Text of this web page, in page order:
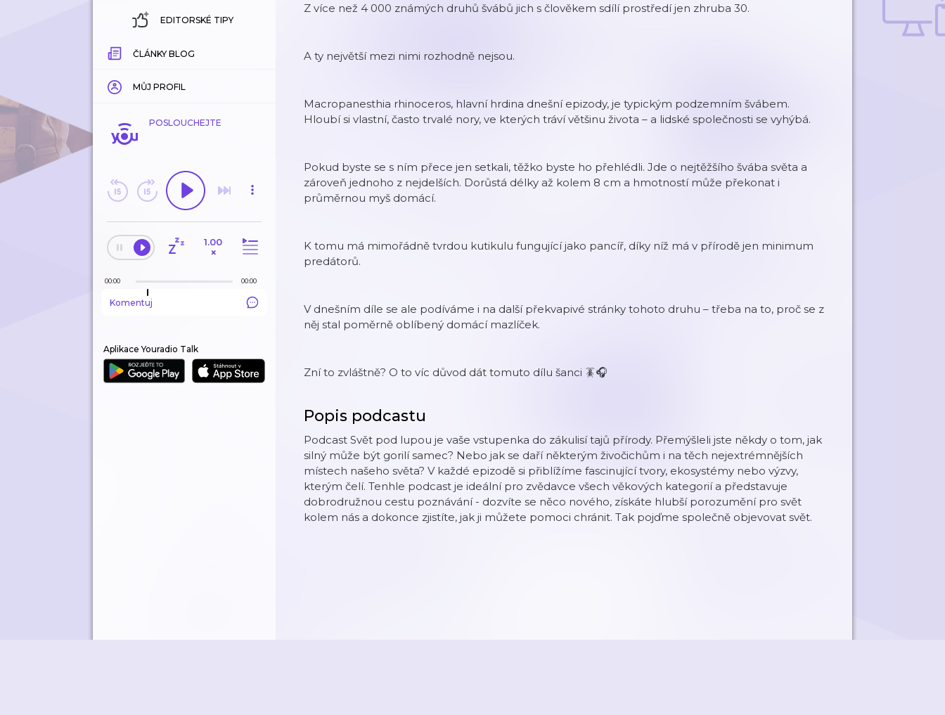
EDITORSKÉ TIPY
ČLÁNKY BLOG
MŮJ PROFIL
POSLOUCHEJTE
1.00
×
00:00 00:00
Komentuj
Aplikace Youradio Talk
Z více než 4 000 známých druhů švábů jich s člověkem sdílí prostředí jen zhruba 30.
A ty největší mezi nimi rozhodně nejsou.
Macropanesthia rhinoceros, hlavní hrdina dnešní epizody, je typickým podzemním švábem.
Hloubí si vlastní, často trvalé nory, ve kterých tráví většinu života – a lidské společnosti se vyhýbá.
Pokud byste se s ním přece jen setkali, těžko byste ho přehlédli. Jde o nejtěžšího švába světa a
zároveň jednoho z nejdelších. Dorůstá délky až kolem 8 cm a hmotností může překonat i
průměrnou myš domácí.
K tomu má mimořádně tvrdou kutikulu fungující jako pancíř, díky níž má v přírodě jen minimum
predátorů.
V dnešním díle se ale podíváme i na další překvapivé stránky tohoto druhu – třeba na to, proč se z
něj stal poměrně oblíbený domácí mazlíček.
Zní to zvláštně? O to víc důvod dát tomuto dílu šanci 🪳🎧
Popis podcastu
Podcast Svět pod lupou je vaše vstupenka do zákulisí tajů přírody. Přemýšleli jste někdy o tom, jak
silný může být gorilí samec? Nebo jak se daří některým živočichům i na těch nejextrémnějších
místech našeho světa? V každé epizodě si přiblížíme fascinující tvory, ekosystémy nebo výzvy,
kterým čelí. Tenhle podcast je ideální pro zvědavce všech věkových kategorií a představuje
dobrodružnou cestu poznávání - dozvíte se něco nového, získáte hlubší porozumění pro svět
kolem nás a dokonce zjistíte, jak ji můžete pomoci chránit. Tak pojďme společně objevovat svět.